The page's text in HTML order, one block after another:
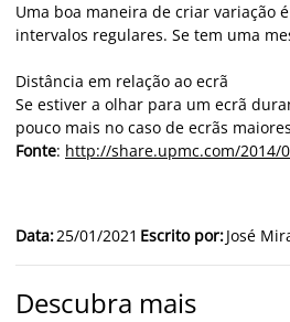
Uma boa maneira de criar variação
intervalos regulares. Se tem uma
Distância em relação ao ecrã
Se estiver a olhar para um ecrã
pouco mais no caso de ecrãs
Fonte: http://share.upmc.com/2014/
Data:25/01/2021 Escrito por:José
Descubra mais